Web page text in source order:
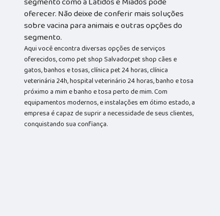
oferecer. Não deixe de conferir mais soluções
sobre vacina para animais e outras opções do
segmento.
Aqui você encontra diversas opções de serviços
oferecidos, como pet shop Salvador,pet shop cães e
gatos, banhos e tosas, clínica pet 24 horas, clínica
veterinária 24h, hospital veterinário 24 horas, banho e tosa
próximo a mim e banho e tosa perto de mim. Com
equipamentos modernos, e instalações em ótimo estado, a
empresa é capaz de suprir a necessidade de seus clientes,
conquistando sua confiança.